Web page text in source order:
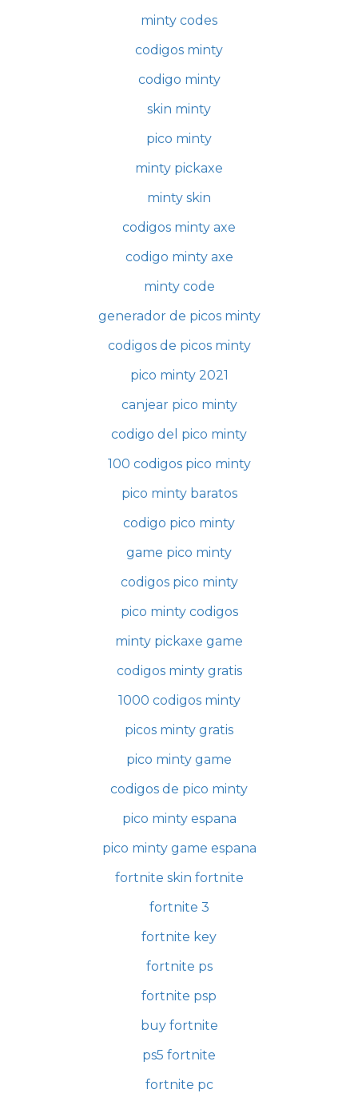
minty codes
codigos minty
codigo minty
skin minty
pico minty
minty pickaxe
minty skin
codigos minty axe
codigo minty axe
minty code
generador de picos minty
codigos de picos minty
pico minty 2021
canjear pico minty
codigo del pico minty
100 codigos pico minty
pico minty baratos
codigo pico minty
game pico minty
codigos pico minty
pico minty codigos
minty pickaxe game
codigos minty gratis
1000 codigos minty
picos minty gratis
pico minty game
codigos de pico minty
pico minty espana
pico minty game espana
fortnite skin fortnite
fortnite 3
fortnite key
fortnite ps
fortnite psp
buy fortnite
ps5 fortnite
fortnite pc